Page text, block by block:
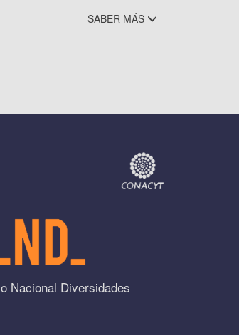
SABER MÁS
Nacional Diversidades